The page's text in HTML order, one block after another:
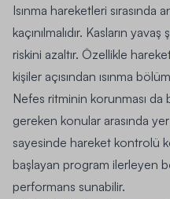
Isınma hareketleri
kaçınılmalıdır. Kasların
riskini azaltır. Özellikle
kişiler açısından ısınma
Nefes ritminin korunması
gereken konular arasında yer
sayesinde hareket kontrolü
başlayan program ilerleyen
performans sunabilir.